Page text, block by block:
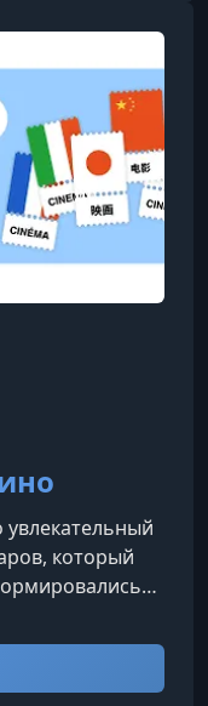
восприятие
идеальная
который
традиции